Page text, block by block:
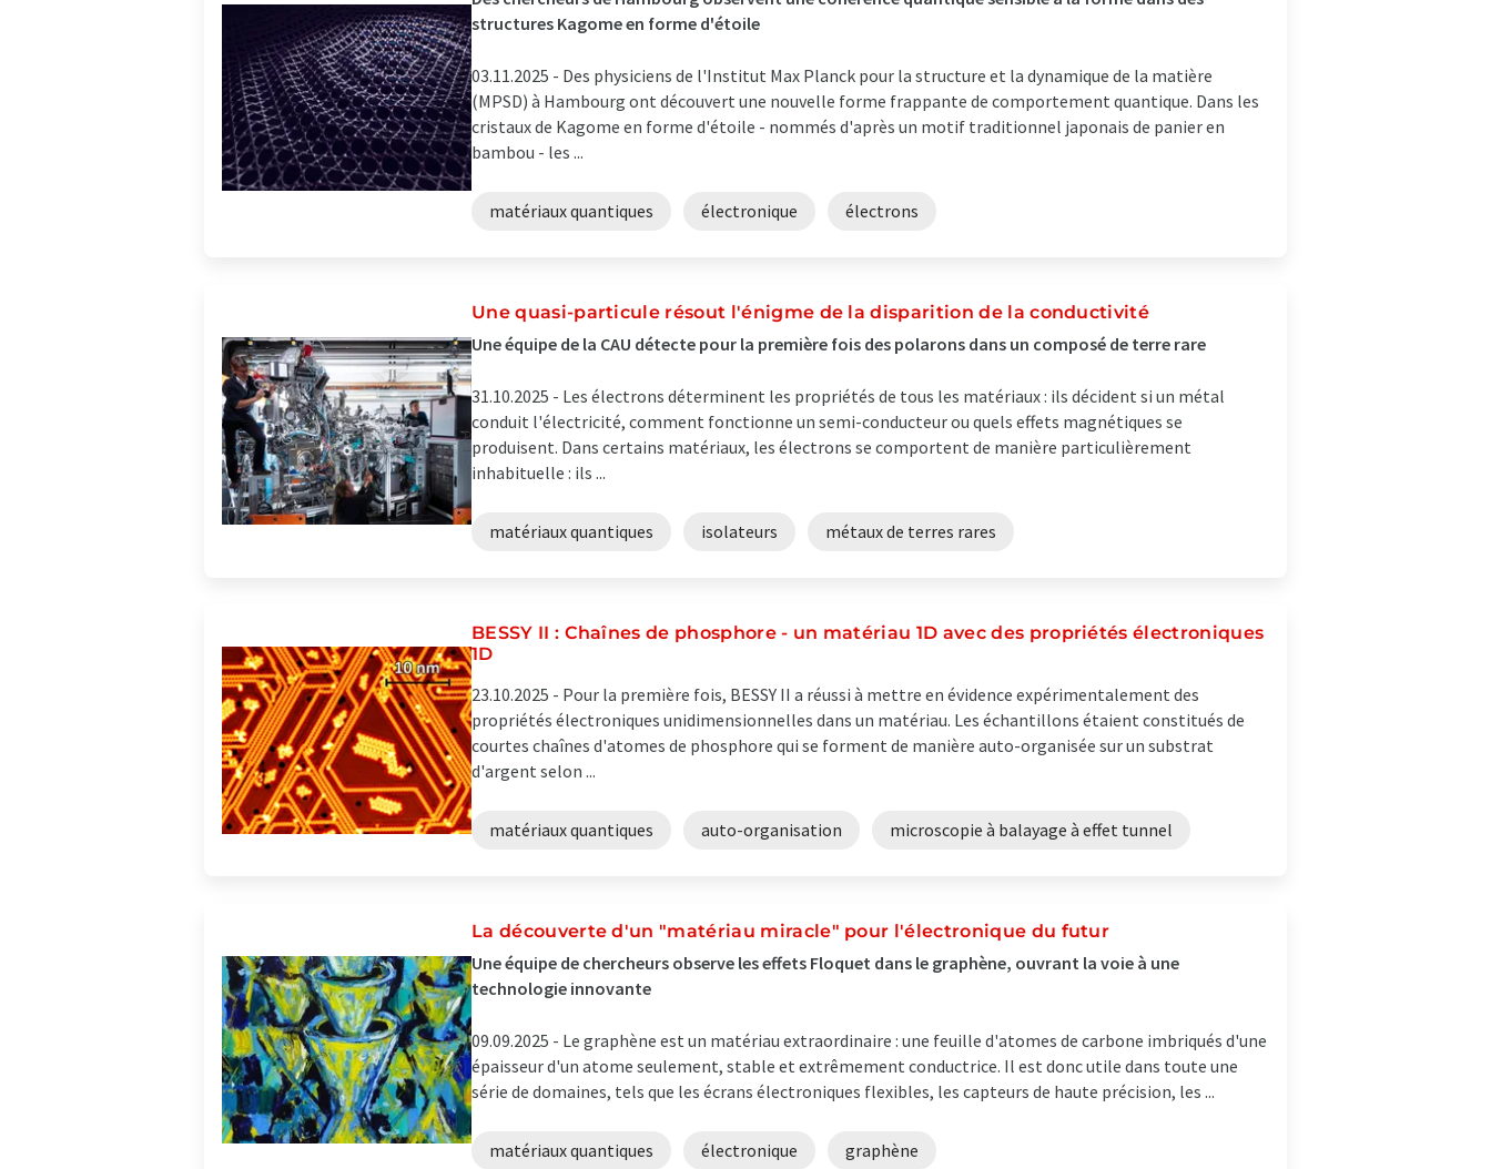
structures Kagome en forme d'étoile
03.11.2025 - Des physiciens de l'Institut Max Planck pour la structure et la dynamique de la matière
(MPSD) à Hambourg ont découvert une nouvelle forme frappante de comportement quantique. Dans les
cristaux de Kagome en forme d'étoile - nommés d'après un motif traditionnel japonais de panier en
bambou - les ...
matériaux quantiques électronique électrons
Une quasi-particule résout l'énigme de la disparition de la conductivité
Une équipe de la CAU détecte pour la première fois des polarons dans un composé de terre rare
31.10.2025 - Les électrons déterminent les propriétés de tous les matériaux : ils décident si un métal
conduit l'électricité, comment fonctionne un semi-conducteur ou quels effets magnétiques se
produisent. Dans certains matériaux, les électrons se comportent de manière particulièrement
inhabituelle : ils ...
matériaux quantiques isolateurs métaux de terres rares
BESSY II : Chaînes de phosphore - un matériau 1D avec des propriétés électroniques
1D
23.10.2025 - Pour la première fois, BESSY II a réussi à mettre en évidence expérimentalement des
propriétés électroniques unidimensionnelles dans un matériau. Les échantillons étaient constitués de
courtes chaînes d'atomes de phosphore qui se forment de manière auto-organisée sur un substrat
d'argent selon ...
matériaux quantiques auto-organisation microscopie à balayage à effet tunnel
La découverte d'un "matériau miracle" pour l'électronique du futur
Une équipe de chercheurs observe les effets Floquet dans le graphène, ouvrant la voie à une
technologie innovante
09.09.2025 - Le graphène est un matériau extraordinaire : une feuille d'atomes de carbone imbriqués d'une
épaisseur d'un atome seulement, stable et extrêmement conductrice. Il est donc utile dans toute une
série de domaines, tels que les écrans électroniques flexibles, les capteurs de haute précision, les ...
matériaux quantiques électronique graphène